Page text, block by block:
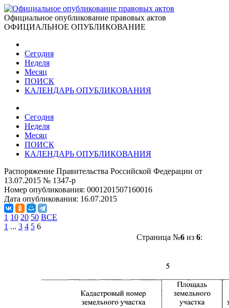
Официальное опубликование правовых актов
ОФИЦИАЛЬНОЕ ОПУБЛИКОВАНИЕ
Сегодня
Неделя
Месяц
ПОИСК
КАЛЕНДАРЬ ОПУБЛИКОВАНИЯ
Сегодня
Неделя
Месяц
ПОИСК
КАЛЕНДАРЬ ОПУБЛИКОВАНИЯ
Распоряжение Правительства Российской Федерации от
13.07.2015 № 1347-р
Номер опубликования: 0001201507160016
Дата опубликования: 16.07.2015
1 10 20 50 ВСЕ
1 ... 3 4 5 6
Страница №6из 6: